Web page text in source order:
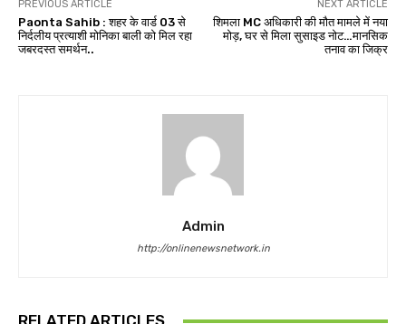
PREVIOUS ARTICLE
Paonta Sahib : शहर के वार्ड 03 से
निर्दलीय प्रत्याशी मोनिका बाली को मिल रहा
जबरदस्त समर्थन..
NEXT ARTICLE
शिमला MC अधिकारी की मौत मामले में नया
मोड़, घर से मिला सुसाइड नोट…मानसिक
तनाव का जिक्र
Admin
http://onlinenewsnetwork.in